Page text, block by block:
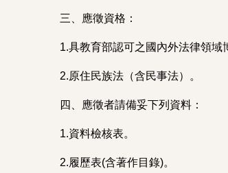
三、應徵資格：
1.具教育部認可之國內外法律領域
2.原住民族法（含民事法）。
四、應徵者請備妥下列資料：
1.資料檢核表。
2.履歷表(含著作目錄)。